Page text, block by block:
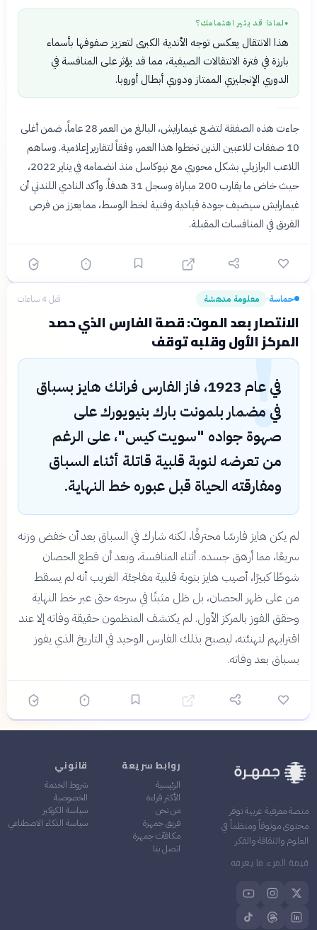
● لماذا قد يثير اهتمامك؟
هذا الانتقال يعكس توجه الأندية الكبرى لتعزيز صفوفها بأسماء
بارزة في فترة الانتقالات الصيفية، مما قد يؤثر على المنافسة في
الدوري الإنجليزي الممتاز ودوري أبطال أوروبا.
جاءت هذه الصفقة لتضع غيمارايش، البالغ من العمر 28 عاماً، ضمن أغلى
10 صفقات للاعبين الذين تخطوا هذا العمر، وفقاً لتقارير إعلامية. وساهم
اللاعب البرازيلي بشكل محوري مع نيوكاسل منذ انضمامه في يناير 2022،
حيث خاض ما يقارب 200 مباراة وسجل 31 هدفاً. وأكد النادي اللندني أن
غيمارايش سيضيف جودة قيادية وفنية لخط الوسط، مما يعزز من فرص
الفريق في المنافسات المقبلة.
حماسة› معلومة مدهشة قبل 4 ساعات
الانتصار بعد الموت: قصة الفارس الذي حصد
المركز الأول وقلبه توقف
!
في عام 1923، فاز الفارس فرانك هايز بسباق
في مضمار بلمونت بارك بنيويورك على
صهوة جواده "سويت كيس"، على الرغم
من تعرضه لنوبة قلبية قاتلة أثناء السباق
ومفارقته الحياة قبل عبوره خط النهاية.
لم يكن هايز فارسًا محترفًا، لكنه شارك في السباق بعد أن خفض وزنه
سريعًا، مما أرهق جسده. أثناء المنافسة، وبعد أن قطع الحصان
شوطًا كبيرًا، أصيب هايز بنوبة قلبية مفاجئة. الغريب أنه لم يسقط
من على ظهر الحصان، بل ظل مثبتًا في سرجه حتى عبر خط النهاية
وحقق الفوز بالمركز الأول. لم يكتشف المنظمون حقيقة وفاته إلا عند
اقترابهم لتهنئته، ليصبح بذلك الفارس الوحيد في التاريخ الذي يفوز
بسباق بعد وفاته.
منصة معرفية عربية توفر
محتوى موثوقاً ومنظماً في
العلوم والثقافة والفكر
قيمة المرء ما يعرفه
روابط سريعة
الرئيسية
الأكثر قراءة
من نحن
فريق جمهرة
مكافآت جمهرة
اتصل بنا
قانوني
شروط الخدمة
الخصوصية
سياسة الكوكيز
سياسة الذكاء الاصطناعي